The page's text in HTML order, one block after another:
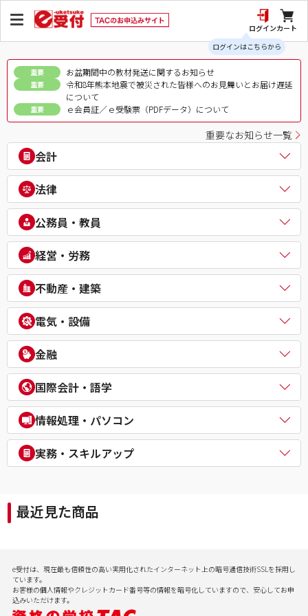
ログイン
ログインはこちらから
カート
重要 お盆期間中の教材発送に関するお知らせ
重要
令和8年熊本地震で被災された皆様へのお見舞いとお届け遅延
について
重要 ｅ会員証／ｅ受験票（PDFデータ）について
重要なお知らせ一覧
会計
公認会計士
税理士
簿記検定（日商・全経上級）
ビジネス会計検定®
建設業経理士検定
IPO実務検定
財務報告実務検定
経理・財務スキル検定（FASS）
簿記チャンピオン大会
法律
司法書士
行政書士
弁理士
通関士
ビジネス実務法務検定試験®
知的財産管理技能検定®
公務員・教員
公務員（地方上級・市役所・国家一般職）
理系公務員（技術職）
公務員（心理系）
警察官・消防官
公務員（国家総合職）
公務員（外交官 (外務省専門職)）
公務員（経験者採用・氷河期採用）
教員採用試験
教員資格認定試験
経営・労務
社会保険労務士
衛生管理者
中小企業診断士
ビジネスマネジャー検定試験®
統計検定®/ビジネス数学検定・数学検定・算数検定
企業経営アドバイザー
ＤＸ経営アドバイザー
経営承継アドバイザー
事業再生士補
不動産・建築
不動産鑑定士
宅地建物取引士
建築士
１級建築施工管理技士
マンション管理士／管理業務主任者
賃貸不動産経営管理士
１級土木施工管理技士
電気・設備
電気主任技術者（電験二種／三種）
電気工事士
危険物取扱者
消防設備士
１級電気工事施工管理技士
第三種冷凍機械責任者
二級ボイラー技士
金融
FP（ファイナンシャルプランナー）
証券アナリスト
CFA®
証券外務員
プライベートバンカー(PB)
DCプランナー
貸金業務取扱主任者
国際会計・語学
米国公認会計士（USCPA）
米国税理士（EA）
米国公認管理会計士（USCMA）
公認内部監査人（CIA）
TOEIC® L&R TEST対策講座
情報処理・パソコン
情報処理
パソコンスクール（パソコンビジネススキル・MOS・VBA・Jav
実務・スキルアップ
病院経営実務
社会保険労務士実務
記憶力（アクティブ・ブレイン）
会計実務
最近見た商品
e受付は、現在最も信頼性の高い実用化されたインターネット上の暗号通信技術SSLを採用し
ています。
お客様の個人情報やクレジットカード番号等の情報を暗号化していますので、安心してお申
込みいただけます。